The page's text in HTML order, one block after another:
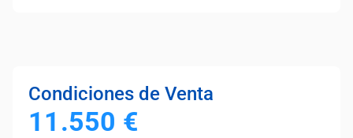
Condiciones de Venta
11.550 €